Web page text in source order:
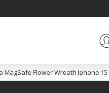
Flower Wreath Iphone